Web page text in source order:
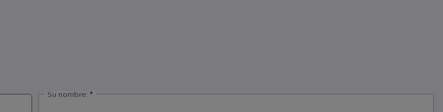
Su nombre: